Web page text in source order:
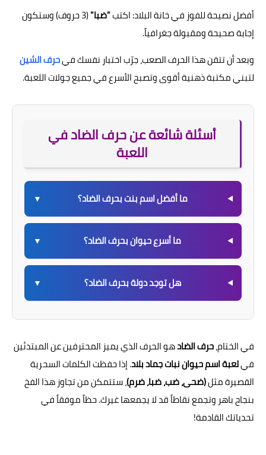
أفضل نصيحة للفوز في خانة البلاد: اكتب"ضبا"
(3 حروف) وستكون
إجابة صحيحة ومقبولة جغرافياً.
وبعد أن تتقن هذا الحرف الصعب، جرّب اختبار نفسك فيحرف الشين
لتبني مكتبة ذهنية أقوى وتصبح الأسرع في جميع جولات اللعبة.
أسئلة شائعة عن حرف الضاد في
اللعبة
ما أفضل اسم بنت بحرف الضاد؟ ▼
ما أسرع حيوان بحرف الضاد؟ ▼
هل توجد دولة بحرف الضاد؟ ▼
في الختام،حرف الضادهو الحرف الذي يميز المحترفين عن المبتدئين
فيلعبة اسم حيوان نبات جماد بلاد. إذا حفظت الكلمات السحرية
القصيرة مثل(ضحى، ضب، ضبا، ضرم)، ستتمكن من تجاوز هذا الفخ
بنجاح باهر وتجمع نقاطاً قد لا يجمعها غيرك. حظاً موفقاً في
تحدياتك القادمة!